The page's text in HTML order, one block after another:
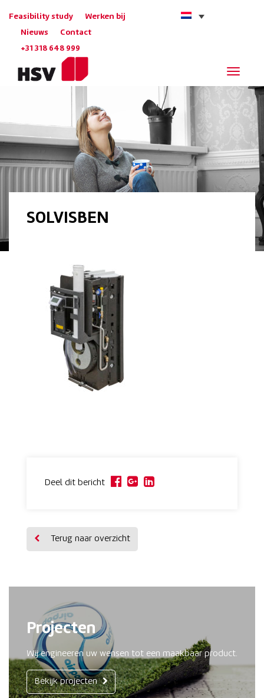
Feasibility study Werken bij
Nieuws Contact
+31 318 648 999
SOLVISBEN
Deel dit bericht
Terug naar overzicht
Projecten
Wij engineeren uw wensen tot een maakbaar product.
Bekijk projecten